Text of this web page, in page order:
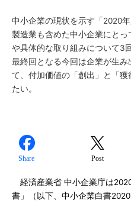
中小企業の現状を示す「2020
製造業も含めた中小企業にと
や具体的な取り組みについて3
最終回となる今回は企業が生
て、付加価値の「創出」と「
たい。
Share Post
経済産業省 中小企業庁は
書」（以下、中小企業白書2020